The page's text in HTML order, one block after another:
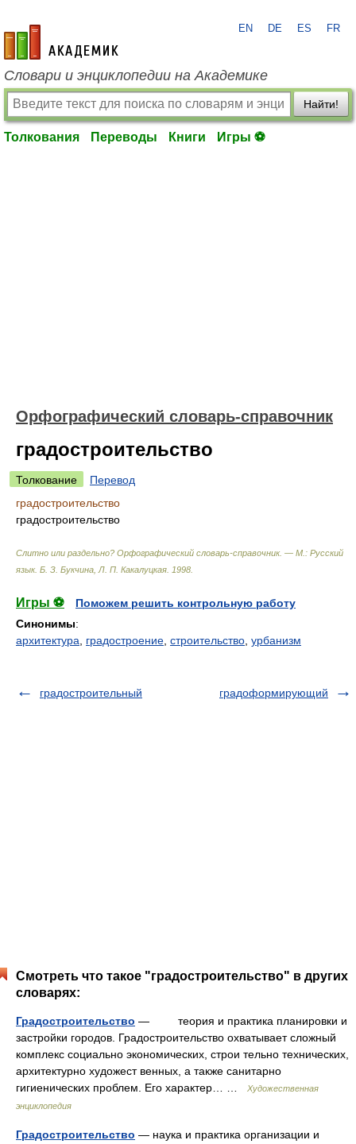
academic.ru
EN DE ES FR
Словари и энциклопедии на Академике
Найти!
Толкования Переводы Книги Игры ⚽
Орфографический словарь-справочник
градостроительство
Толкование
Перевод
градостроительство
градостроительство
Слитно или раздельно? Орфографический словарь-справочник. — М.: Русский
язык. Б. З. Букчина, Л. П. Какалуцкая 1998
Игры ⚽
Поможем решить контрольную работу
Синонимы:
архитектура
градостроение строительство урбанизм
градостроительный градоформирующий
Смотреть что такое "градостроительство" в других
словарях:
Градостроительство — теория и практика планировки и
застройки городов. Градостроительство охватывает сложный
комплекс социально экономических, строи тельно технических,
архитектурно художест венных, а также санитарно
гигиенических проблем. Его характер… …
Художественная
энциклопедия
Градостроительство — наука и практика организации и